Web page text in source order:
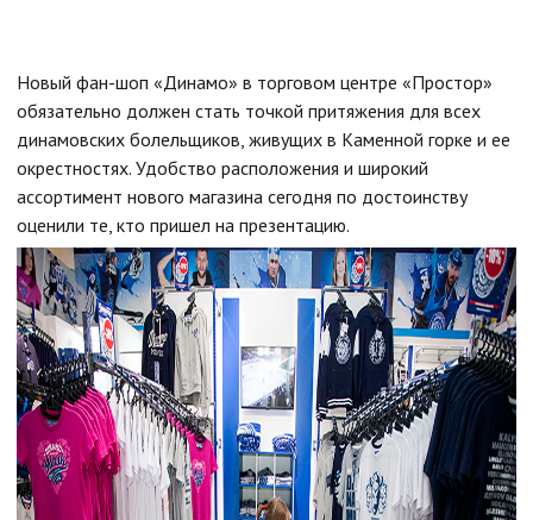
Новый фан-шоп «Динамо» в торговом центре «Простор»
обязательно должен стать точкой притяжения для всех
динамовских болельщиков, живущих в Каменной горке и ее
окрестностях. Удобство расположения и широкий
ассортимент нового магазина сегодня по достоинству
оценили те, кто пришел на презентацию.